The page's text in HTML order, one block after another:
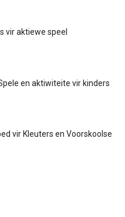
vir aktiewe speel
en aktiwiteite vir kinders
vir Kleuters en Voorskoolse